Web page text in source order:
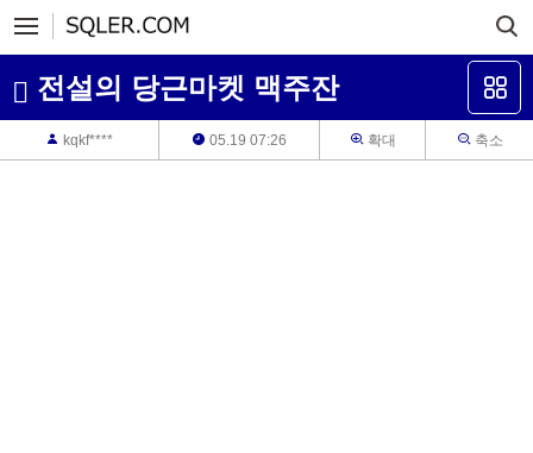
전설의 당근마켓 맥주잔
kqkf**** 05.19 07:26 확대 축소